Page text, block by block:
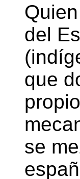
del
que
se